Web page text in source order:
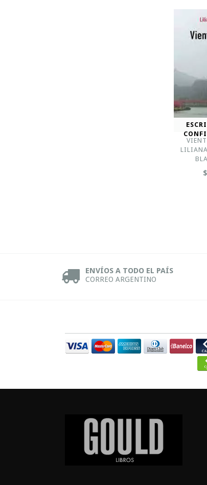
ENVÍOS A TODO EL PAÍS
CORREO ARGENTINO